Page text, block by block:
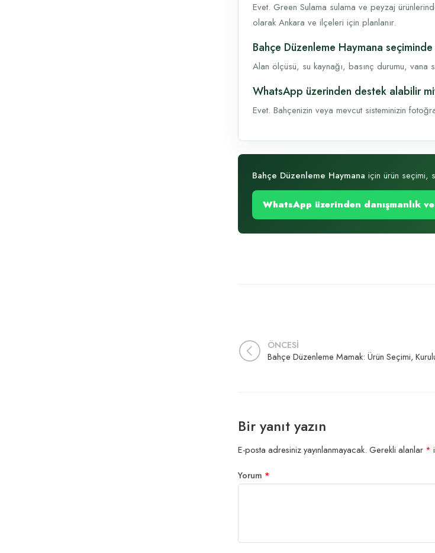
Evet. Green Sulama sulama ve peyzaj
olarak Ankara ve ilçeleri için planlanır.
Bahçe Düzenleme Haymana
Alan ölçüsü, su kaynağı, basınç durumu, vana
WhatsApp üzerinden destek alabilir
Evet. Bahçenizin veya mevcut sisteminizin
Bahçe Düzenleme Haymana için ürün seçimi,
WhatsApp üzerinden danışmanlık
ÖNCESİ
Bir yanıt yazın
E-posta adresiniz yayınlanmayacak. Gerekli alanlar *
Yorum *